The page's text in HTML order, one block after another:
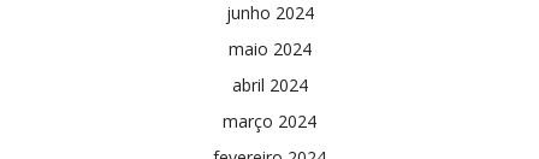
junho 2024
maio 2024
abril 2024
março 2024